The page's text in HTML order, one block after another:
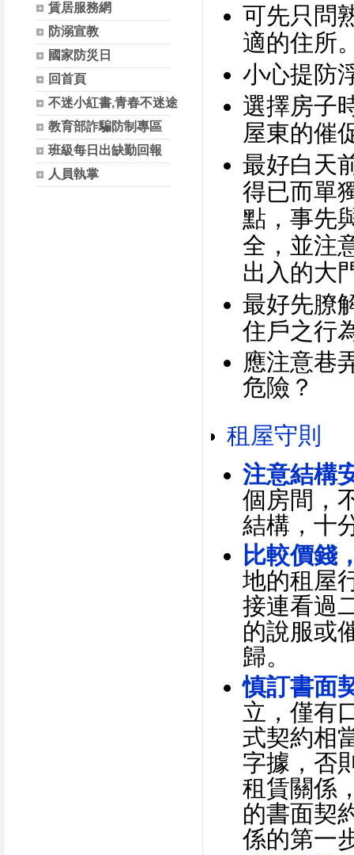
賃居服務網
防溺宣教
國家防災日
回首頁
不迷小紅書,青春不迷途
教育部詐騙防制專區
班級每日出缺勤回報
人員執掌
可先只問
適的住所
小心提防
選擇房子
屋東的催
最好白天
得已而單
點，事先
全，並注
出入的大
最好先膫
住戶之行
應注意巷
危險？
租屋守則
注意結構
個房間，
結構，十
比較價錢
地的租屋
接連看過
的說服或
歸。
慎訂書面
立，僅有
式契約相
字據，否
租賃關係
的書面契
係的第一